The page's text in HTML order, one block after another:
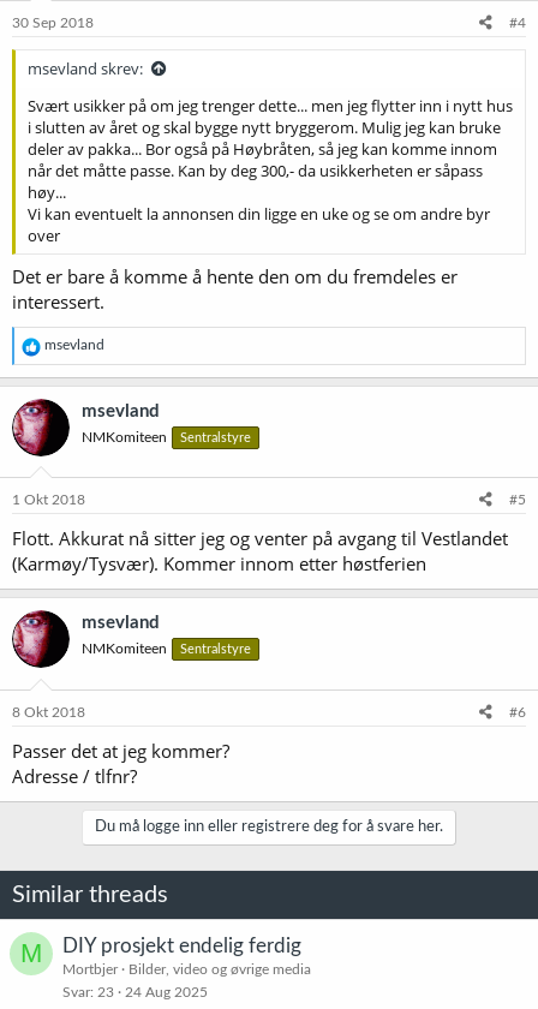
e
30 Sep 2018 #4
msevland skrev:
Svært usikker på om jeg trenger dette... men jeg flytter inn i nytt hus
i slutten av året og skal bygge nytt bryggerom. Mulig jeg kan bruke
deler av pakka... Bor også på Høybråten, så jeg kan komme innom
når det måtte passe. Kan by deg 300,- da usikkerheten er såpass
høy...
Vi kan eventuelt la annonsen din ligge en uke og se om andre byr
over
Det er bare å komme å hente den om du fremdeles er
interessert.
R
e
a
k
s
j
o
e
:
msevland
msevland
NMKomiteen Sentralstyre
1 Okt 2018 #5
Flott. Akkurat nå sitter jeg og venter på avgang til Vestlandet
(Karmøy/Tysvær). Kommer innom etter høstferien
msevland
NMKomiteen Sentralstyre
8 Okt 2018 #6
Passer det at jeg kommer?
Adresse / tlfnr?
Du må logge inn eller registrere deg for å svare her.
Similar threads
M DIY prosjekt endelig ferdig
Mortbjer
Bilder, video og øvrige media
Svar 23 24 Aug 2025